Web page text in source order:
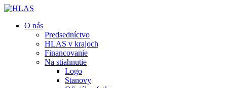
O nás
Predsedníctvo
HLAS v krajoch
Financovanie
Na stiahnutie
Logo
Stanovy